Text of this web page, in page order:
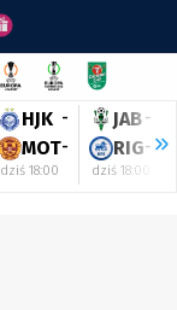
HJK -
MOT-
dziś 18:00
JAB-
RIG-
dziś 18:00